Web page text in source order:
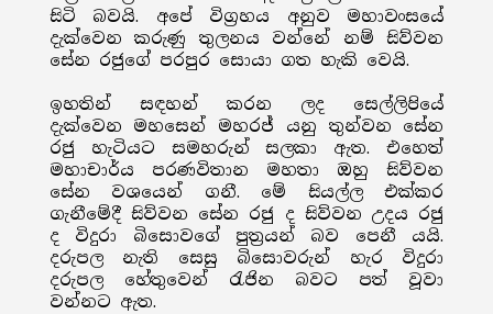
සිටි බවයි. අපේ විග්‍රහය අනුව මහාවංසයේ
දැක්වෙන කරුණු තුලනය වන්නේ නම් සිව්වන
සේන රජුගේ පරපුර සොයා ගත හැකි වෙයි.
ඉහතින් සඳහන් කරන ලද සෙල්ලිපියේ
දැක්වෙන මහසෙන් මහරජ් යනු තුන්වන සේන
රජු හැටියට සමහරුන් සලකා ඇත. එහෙත්
මහාචාර්ය පරණවිතාන මහතා ඔහු සිව්වන
සේන වශයෙන් ගනී. මේ සියල්ල එක්කර
ගැනීමේදී සිව්වන සේන රජු ද සිව්වන උදය රජු
ද විදුරා බිසොවගේ පුත්‍රයන් බව පෙනී යයි.
දරුපල නැති සෙසු බිසොවරුන් හැර විදුරා
දරුපල හේතුවෙන් රැජින බවට පත් වූවා
වන්නට ඇත.